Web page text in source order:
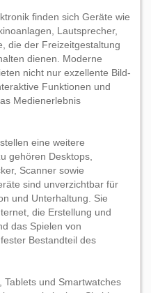
finden sich Geräte wie
Lautsprecher,
die der Freizeitgestaltung
dienen. Moderne
nicht nur exzellente Bild-
Funktionen und
Medienerlebnis
eine weitere
gehören Desktops,
Scanner sowie
sind unverzichtbar für
und Unterhaltung. Sie
die Erstellung und
das Spielen von
Bestandteil des
und Smartwatches